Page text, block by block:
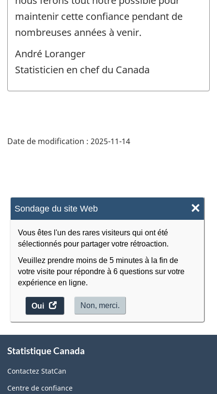
Sondage du site Web ×
Vous êtes l'un des rares visiteurs qui ont été
sélectionnés pour partager votre rétroaction.
Veuillez prendre moins de 5 minutes à la fin de
votre visite pour répondre à 6 questions sur votre
expérience en ligne.
Oui
accéder
au
Non, merci.
maintenir cette confiance pendant de
nombreuses années à venir.
André Loranger
Statisticien en chef du Canada
Date de modification : 2025-11-14
propos
de
ce
Statistique Canada
Contactez StatCan
Centre de confiance